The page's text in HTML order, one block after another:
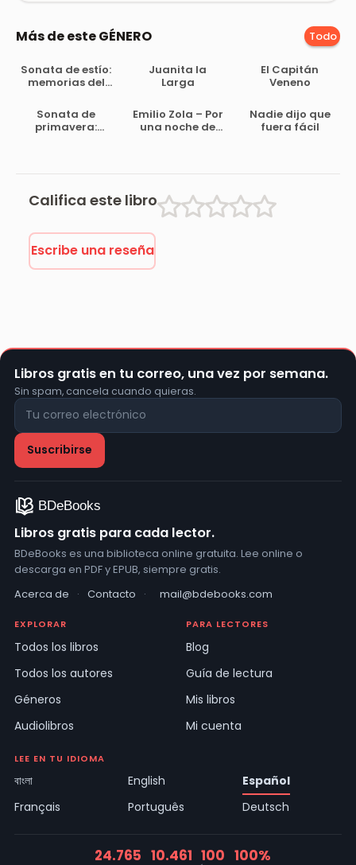
Más de este GÉNERO Todo
Sonata de estío:
memorias del
Bradomín
Juanita la
Larga
El Capitán
Veneno
Sonata de
primavera:
Emilio Zola – Por
una noche de
Nadie dijo que
fuera fácil
Califica este libro
Escribe una reseña
Libros gratis en tu correo, una vez por semana.
Sin spam, cancela cuando quieras.
Libros gratis para cada lector.
BDeBooks es una biblioteca online gratuita. Lee online o
descarga en PDF y EPUB, siempre gratis.
Acerca de
· Contacto · mail@bdebooks.com
EXPLORAR
Todos los libros
Todos los autores
Géneros
Audiolibros
PARA LECTORES
Blog
Guía de lectura
Mis libros
Mi cuenta
LEE EN TU IDIOMA
বাংলা English
Español
Français
Português Deutsch
24.765 10.461 100 100%